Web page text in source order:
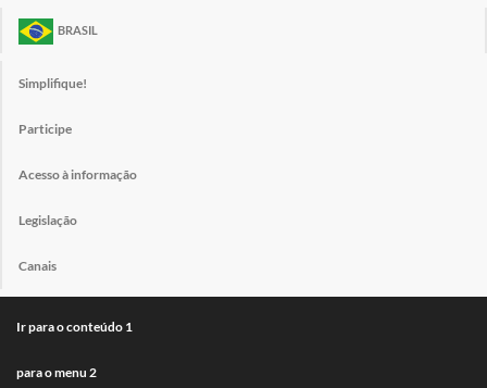
BRASIL
Simplifique!
Participe
Acesso à informação
Legislação
Canais
Ir para o conteúdo 1
para o menu 2